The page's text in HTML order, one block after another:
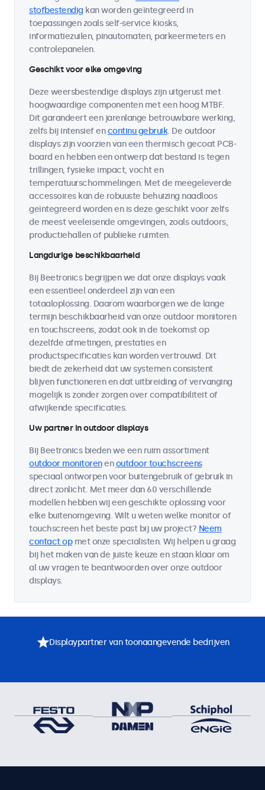
stofbestendig kan worden geïntegreerd in
toepassingen zoals self-service kiosks,
informatiezuilen, pinautomaten, parkeermeters en
controlepanelen.
Geschikt voor elke omgeving
Deze weersbestendige displays zijn uitgerust met
hoogwaardige componenten met een hoog MTBF.
Dit garandeert een jarenlange betrouwbare werking,
zelfs bij intensief encontinu gebruik. De outdoor
displays zijn voorzien van een thermisch gecoat PCB-
board en hebben een ontwerp dat bestand is tegen
trillingen, fysieke impact, vocht en
temperatuurschommelingen. Met de meegeleverde
accessoires kan de robuuste behuizing naadloos
geïntegreerd worden en is deze geschikt voor zelfs
de meest veeleisende omgevingen, zoals outdoors,
productiehallen of publieke ruimten.
Langdurige beschikbaarheid
Bij Beetronics begrijpen we dat onze displays vaak
een essentieel onderdeel zijn van een
totaaloplossing. Daarom waarborgen we de lange
termijn beschikbaarheid van onze outdoor monitoren
en touchscreens, zodat ook in de toekomst op
dezelfde afmetingen, prestaties en
productspecificaties kan worden vertrouwd. Dit
biedt de zekerheid dat uw systemen consistent
blijven functioneren en dat uitbreiding of vervanging
mogelijk is zonder zorgen over compatibiliteit of
afwijkende specificaties.
Uw partner in outdoor displays
Bij Beetronics bieden we een ruim assortiment
outdoor monitorenenoutdoor touchscreens
speciaal ontworpen voor buitengebruik of gebruik in
direct zonlicht. Met meer dan 60 verschillende
modellen hebben wij een geschikte oplossing voor
elke buitenomgeving. Wilt u weten welke monitor of
touchscreen het beste past bij uw project? Neem
contact opmet onze specialisten. Wij helpen u graag
bij het maken van de juiste keuze en staan klaar om
al uw vragen te beantwoorden over onze outdoor
displays.
Displaypartner van toonaangevende bedrijven